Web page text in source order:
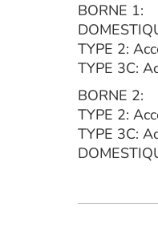
BORNE 1:
TYPE 2:
TYPE 3C:
BORNE 2:
TYPE 2:
TYPE 3C: